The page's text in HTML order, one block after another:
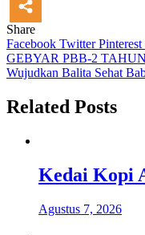
Share
Facebook TwitterPinterest
Navigasi
pos
GEBYAR PBB-2
Wujudkan Balita Sehat
Related Posts
Kedai Kopi
Agustus 7, 2026